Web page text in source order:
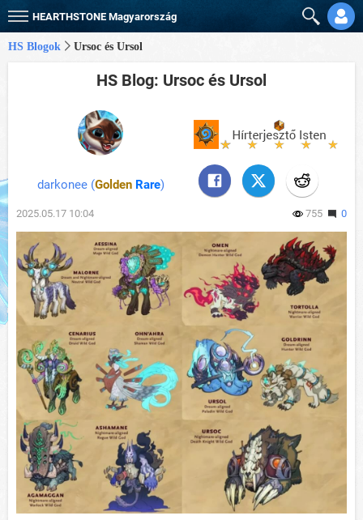
HEARTHSTONE Magyarország
HS Blogok Ursoc és Ursol
HS Blog: Ursoc és Ursol
darkonee (Golden Rare)
2025.05.17 10:04 755 0